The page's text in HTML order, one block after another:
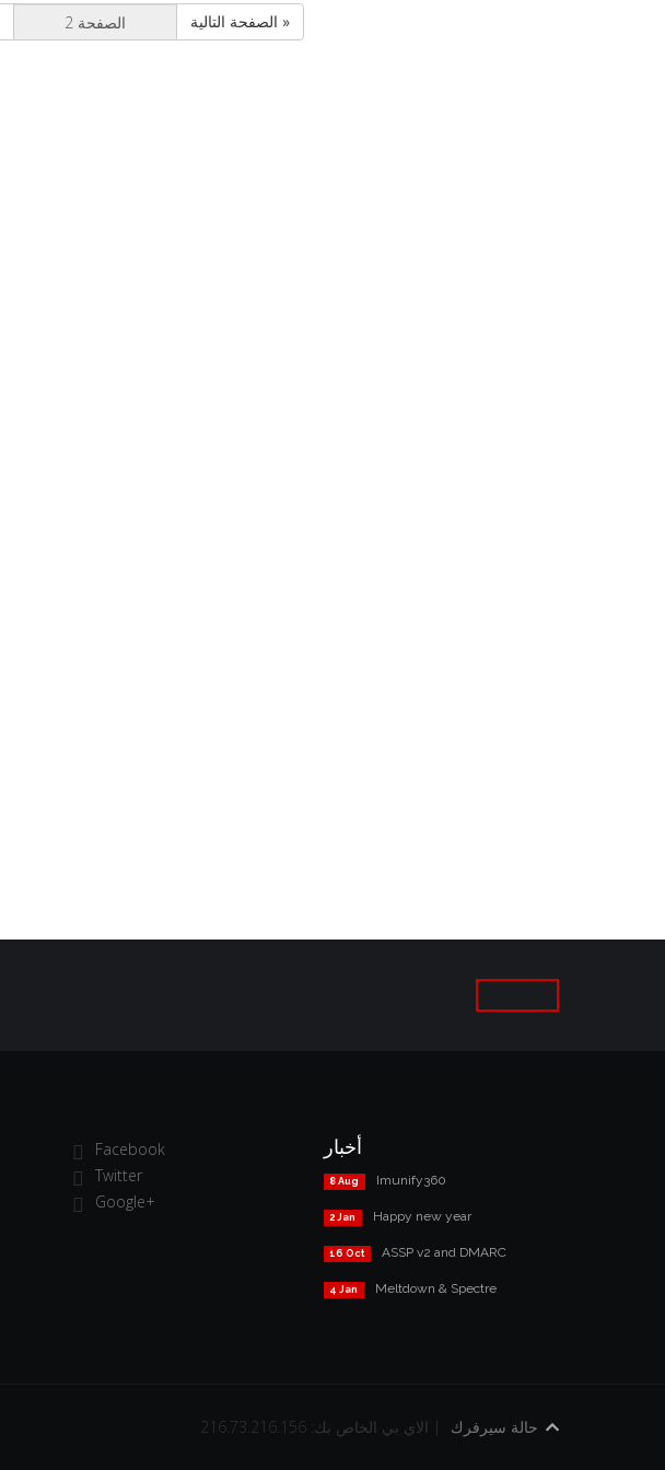
الصفحة التالية »
Facebook
Twitter
Google+
أخبار
8 Aug Imunify360
2 Jan Happy new year
16 Oct ASSP v2 and DMARC
4 Jan Meltdown & Spectre
الاي بي الخاص بك: 216.73.216.156 | حالة سيرفرك